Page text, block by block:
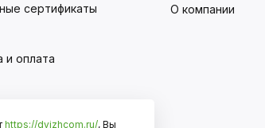
сертификаты
и оплата
О компании
https://dvizhcom.ru/, Вы